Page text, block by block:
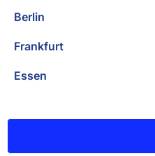
Berlin
Frankfurt
Essen